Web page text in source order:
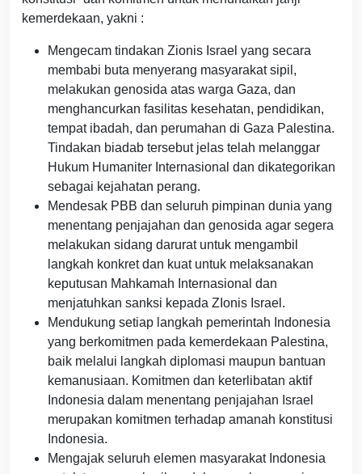
kemerdekaan, yakni :
Mengecam tindakan Zionis Israel yang secara
membabi buta menyerang masyarakat sipil,
melakukan genosida atas warga Gaza, dan
menghancurkan fasilitas kesehatan, pendidikan,
tempat ibadah, dan perumahan di Gaza Palestina.
Tindakan biadab tersebut jelas telah melanggar
Hukum Humaniter Internasional dan dikategorikan
sebagai kejahatan perang.
Mendesak PBB dan seluruh pimpinan dunia yang
menentang penjajahan dan genosida agar segera
melakukan sidang darurat untuk mengambil
langkah konkret dan kuat untuk melaksanakan
keputusan Mahkamah Internasional dan
menjatuhkan sanksi kepada ZIonis Israel.
Mendukung setiap langkah pemerintah Indonesia
yang berkomitmen pada kemerdekaan Palestina,
baik melalui langkah diplomasi maupun bantuan
kemanusiaan. Komitmen dan keterlibatan aktif
Indonesia dalam menentang penjajahan Israel
merupakan komitmen terhadap amanah konstitusi
Indonesia.
Mengajak seluruh elemen masyarakat Indonesia